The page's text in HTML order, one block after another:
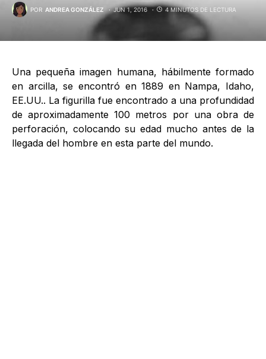
POR ANDREA GONZÁLEZ JUN 1, 2016 4 MINUTOS DE LECTURA
Una pequeña imagen humana, hábilmente formado
en arcilla, se encontró en 1889 en Nampa, Idaho,
EE.UU.. La figurilla fue encontrado a una profundidad
de aproximadamente 100 metros por una obra de
perforación, colocando su edad mucho antes de la
llegada del hombre en esta parte del mundo.